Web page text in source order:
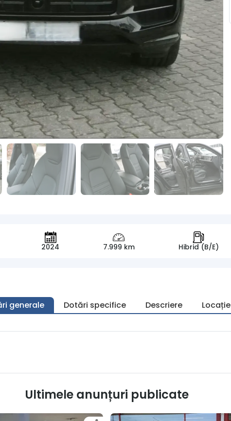
2024 7.999 km Hibrid (B/E)
generale Dotări specifice Descriere Locație
Ultimele anunțuri publicate